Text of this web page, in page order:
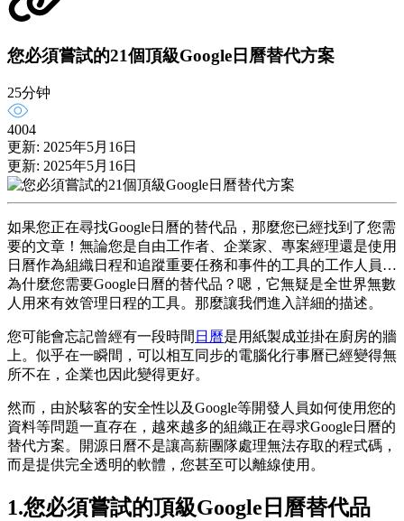
您必須嘗試的21個頂級Google日曆替代方案
25分钟
4004
更新: 2025年5月16日
更新: 2025年5月16日
如果您正在尋找Google日曆的替代品，那麼您已經找到了您需
要的文章！無論您是自由工作者、企業家、專案經理還是使用
日曆作為組織日程和追蹤重要任務和事件的工具的工作人員…
為什麼您需要Google日曆的替代品？嗯，它無疑是全世界無數
人用來有效管理日程的工具。那麼讓我們進入詳細的描述。
您可能會忘記曾經有一段時間 日曆是用紙製成並掛在廚房的牆
上。似乎在一瞬間，可以相互同步的電腦化行事曆已經變得無
所不在，企業也因此變得更好。
然而，由於駭客的安全性以及Google等開發人員如何使用您的
資料等問題一直存在，越來越多的組織正在尋求Google日曆的
替代方案。開源日曆不是讓高薪團隊處理無法存取的程式碼，
而是提供完全透明的軟體，您甚至可以離線使用。
1.您必須嘗試的頂級Google日曆替代品